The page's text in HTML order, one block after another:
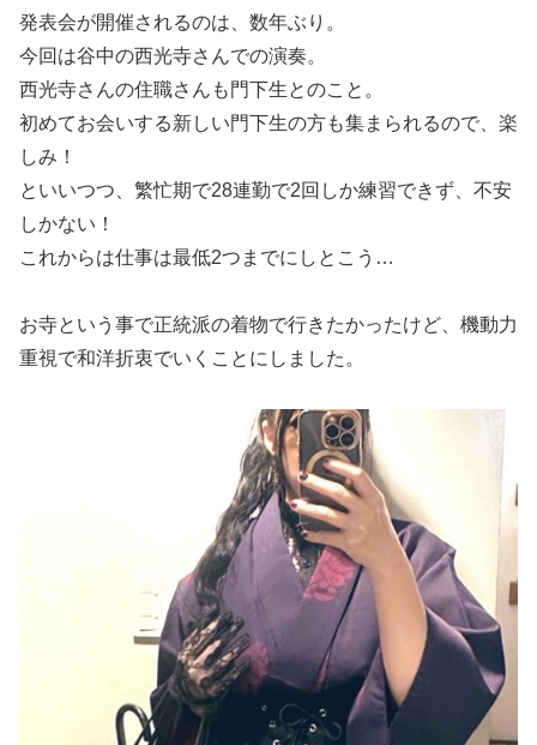
発表会が開催されるのは、数年ぶり。
今回は谷中の西光寺さんでの演奏。
西光寺さんの住職さんも門下生とのこと。
初めてお会いする新しい門下生の方も集まられるので、楽
しみ！
といいつつ、繁忙期で28連勤で2回しか練習できず、不安
しかない！
これからは仕事は最低2つまでにしとこう…
お寺という事で正統派の着物で行きたかったけど、機動力
重視で和洋折衷でいくことにしました。